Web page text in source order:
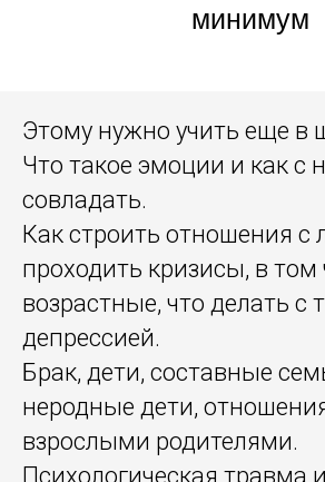
минимум
Этому нужно учить еще в
Что такое эмоции и как с
совладать.
Как строить отношения с
проходить кризисы, в том
возрастные, что делать с
депрессией.
Брак, дети, составные
неродные дети,
взрослыми родителями.
Психологическая травма